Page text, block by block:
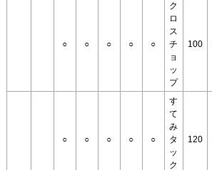
○ ○ ○ ○ ○
ク
ロ
ス
チ
ョ
ッ
プ
100
○ ○ ○ ○ ○
す
て
み
タ
ッ
ク
120